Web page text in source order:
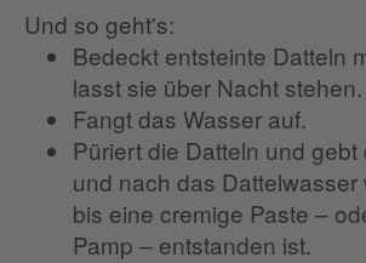
Und so geht's:
Bedeckt entsteinte Datteln
lasst sie über Nacht stehen.
Fangt das Wasser auf.
Püriert die Datteln und gebt
und nach das Dattelwasser
bis eine cremige Paste –
Pamp – entstanden ist.